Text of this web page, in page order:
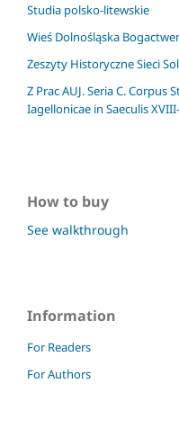
Studia polsko-litewskie
Wieś Dolnośląska
Zeszyty Historyczne Sieci
Z Prac AUJ. Seria C.
Iagellonicae in Saeculis
How to buy
See walkthrough
Information
For Readers
For Authors